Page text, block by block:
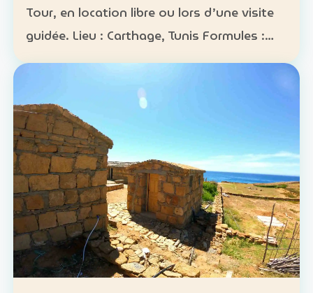
Tour, en location libre ou lors d’une visite
guidée. Lieu : Carthage, Tunis Formules :
location libre ou parcours accompagné
patrimoine lo…